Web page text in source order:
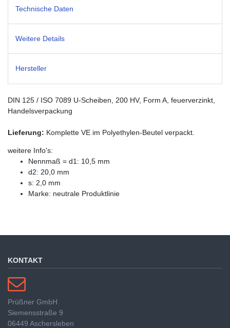
Technische Daten
Weitere Details
Hersteller
DIN 125 / ISO 7089 U-Scheiben, 200 HV, Form A, feuerverzinkt,
Handelsverpackung
Lieferung: Komplette VE im Polyethylen-Beutel verpackt.
weitere Info's:
Nennmaß = d1: 10,5 mm
d2: 20,0 mm
s: 2,0 mm
Marke: neutrale Produktlinie
KONTAKT
Prüßner GmbH
Siemensstraße 9
06449 Aschersleben